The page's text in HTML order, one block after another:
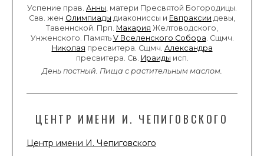
Успение прав. Анны , матери Пресвятой Богородицы.
Свв. жен Олимпиады диакониссы и Евпраксии девы,
Тавеннской. Прп. Макария Желтоводского,
Унженского. Память V Вселенского Собора . Сщмч.
Николая пресвитера. Сщмч. Александра
пресвитера. Св. Ираиды исп.
День постный. Пища с растительным маслом.
ЦЕНТР ИМЕНИ И. ЧЕПИГОВСКОГО
Центр имени И. Чепиговского